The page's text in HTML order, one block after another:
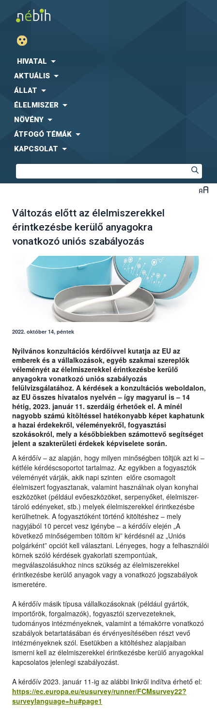
HIVATAL
AKTUÁLIS
ÁLLAT
ÉLELMISZER
NÖVÉNY
ÁTFOGÓ TÉMÁK
KAPCSOLAT
Változás előtt az élelmiszerekkel
érintkezésbe kerülő anyagokra
vonatkozó uniós szabályozás
2022. október 14, péntek
Nyilvános konzultációs kérdőívvel kutatja az EU az
emberek és a vállalkozások, egyéb szakmai szereplők
véleményét az élelmiszerekkel érintkezésbe kerülő
anyagokra vonatkozó uniós szabályozás
felülvizsgálatához. A kérdések a konzultációs weboldalon,
az EU összes hivatalos nyelvén – így magyarul is – 14
hétig, 2023. január 11. szerdáig érhetőek el. A minél
nagyobb számú kitöltéssel hatékonyabb képet kaphatunk
a hazai érdekekről, véleményekről, fogyasztási
szokásokról, mely a későbbiekben számottevő segítséget
jelent a szakterületi érdekek képviselete során.
A kérdőív – az alapján, hogy milyen minőségben töltjük azt ki –
kétféle kérdéscsoportot tartalmaz. Az egyikben a fogyasztók
véleményét várják, akik napi szinten előre csomagolt
élelmiszert fogyasztanak, valamint használnak olyan konyhai
eszközöket (például evőeszközöket, serpenyőket, élelmiszer-
tároló edényeket, stb.) melyek élelmiszerekkel érintkezésbe
kerülhetnek. A fogyasztóként történő kitöltéshez – mely
nagyjából 10 percet vesz igénybe – a kérdőív elején „A
következő minőségemben töltöm ki” kérdésnél az „Uniós
polgárként” opciót kell választani. Lényeges, hogy a felhasználói
körnek szóló kérdések gyakorlati szempontúak,
megválaszolásukhoz nincs szükség az élelmiszerekkel
érintkezésbe kerülő anyagok vagy a vonatkozó jogszabályok
ismeretére.
A kérdőív másik típusa vállalkozásoknak (például gyártók,
importőrök, forgalmazók), fogyasztói szervezeteknek,
tudományos intézményeknek, valamint a témakörre vonatkozó
szabályok betartatásában és érvényesítésében részt vevő
intézményeknek szól. Esetükben a kitöltéshez alapjaiban
ismerni kell az élelmiszerekkel érintkezésbe kerülő anyagokkal
kapcsolatos jelenlegi szabályozást.
A kérdőív 2023. január 11-ig az alábbi linkről indítva érhető el:
https://ec.europa.eu/eusurvey/runner/FCMsurvey22?
surveylanguage=hu#page1